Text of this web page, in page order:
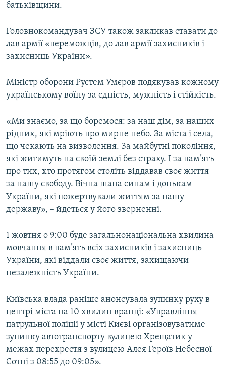
батьківщини.
Головнокомандувач ЗСУ також закликав ставати до
лав армії «переможців, до лав армії захисників і
захисниць України».
Міністр оборони Рустем Умєров подякував кожному
українському воїну за єдність, мужність і стійкість.
«Ми знаємо, за що боремося: за наш дім, за наших
рідних, які мріють про мирне небо. За міста і села,
що чекають на визволення. За майбутні покоління,
які житимуть на своїй землі без страху. І за пам’ять
про тих, хто протягом століть віддавав своє життя
за нашу свободу. Вічна шана синам і донькам
України, які пожертвували життям за нашу
державу», – йдеться у його зверненні.
1 жовтня о 9:00 буде загальнонаціональна хвилина
мовчання в пам’ять всіх захисників і захисниць
України, які віддали своє життя, захищаючи
незалежність України.
Київська влада раніше анонсувала зупинку руху в
центрі міста на 10 хвилин вранці: «Управління
патрульної поліції у місті Києві організовуватиме
зупинку автотранспорту вулицею Хрещатик у
межах перехрестя з вулицею Алея Героїв Небесної
Сотні з 08:55 до 09:05».